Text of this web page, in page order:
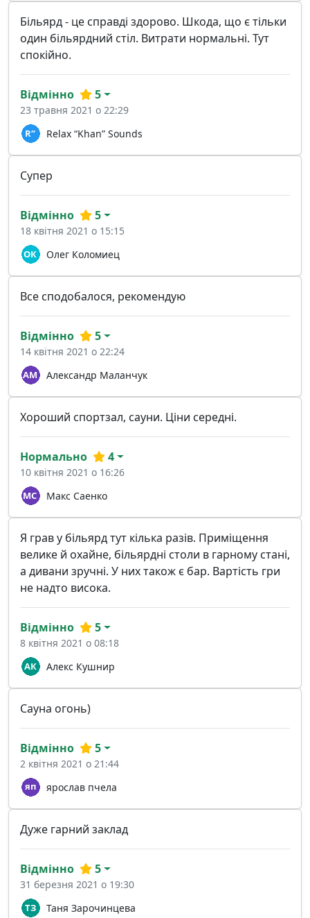
Більярд - це справді здорово. Шкода, що є тільки
один більярдний стіл. Витрати нормальні. Тут
спокійно.
Relax “Khan” Sounds
Відмінно 5
23 травня 2021 о 22:29
Супер
Олег Коломиец
Відмінно 5
18 квітня 2021 о 15:15
Все сподобалося, рекомендую
Александр Маланчук
Відмінно 5
14 квітня 2021 о 22:24
Хороший спортзал, сауни. Ціни середні.
Макс Саенко
Нормально 4
10 квітня 2021 о 16:26
Я грав у більярд тут кілька разів. Приміщення
велике й охайне, більярдні столи в гарному стані,
а дивани зручні. У них також є бар. Вартість гри
не надто висока.
Алекс Кушнир
Відмінно 5
8 квітня 2021 о 08:18
Сауна огонь)
ярослав пчела
Відмінно 5
2 квітня 2021 о 21:44
Дуже гарний заклад
Таня Зарочинцева
Відмінно 5
31 березня 2021 о 19:30